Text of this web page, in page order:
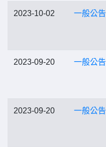
2023-10-02 一般公告
2023-09-20 一般公告
2023-09-20 一般公告